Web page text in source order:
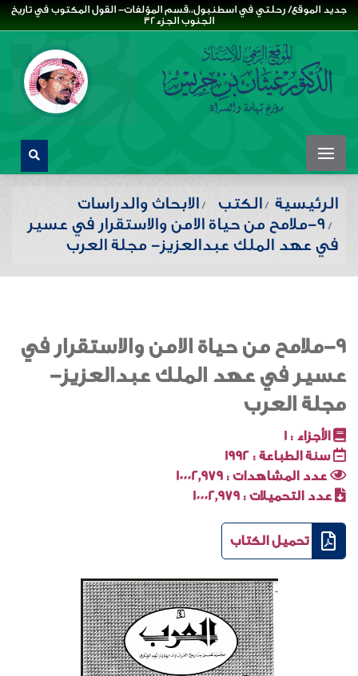
جديد الموقع/ رحلتي في اسطنبول،،قسم المؤلفات- القول المكتوب في تاريخ
الجنوب الجزء32
الرئيسية الكتب
الابحاث والدراسات
9-ملامح من حياة الامن والاستقرار في عسير
في عهد الملك عبدالعزيز- مجلة العرب
9-ملامح من حياة الامن والاستقرار في
عسير في عهد الملك عبدالعزيز-
مجلة العرب
الأجزاء : 1
سنة الطباعة : 1992
عدد المشاهدات : 10002٬979
عدد التحميلات : 10002٬979
تحميل الكتاب